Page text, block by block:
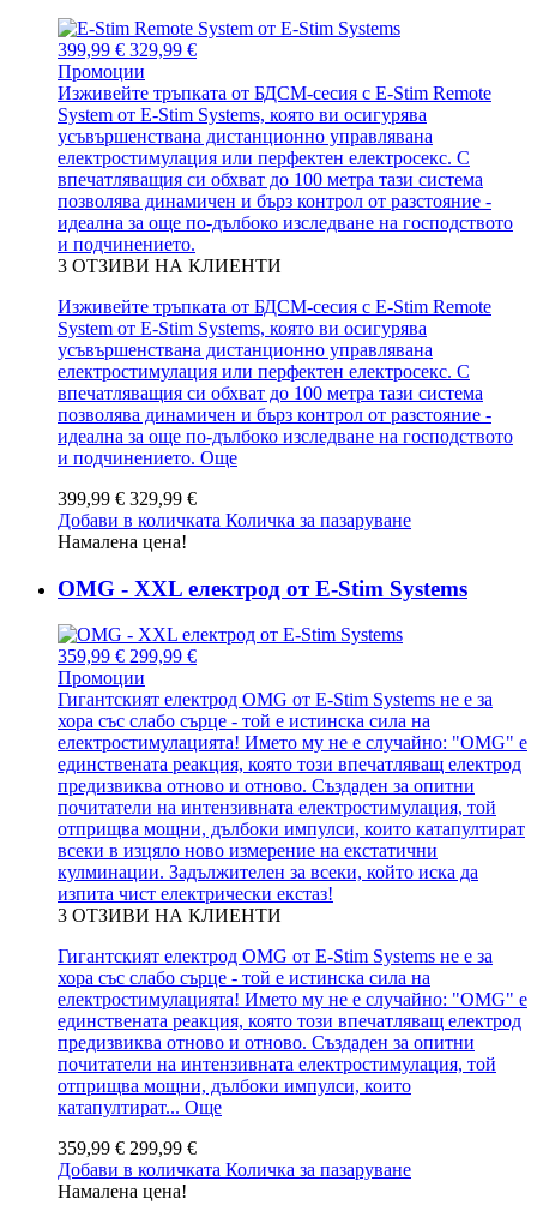
399,99 € 329,99 €
Промоции
Изживейте тръпката от БДСМ-сесия с E-Stim Remote
System от E-Stim Systems, която ви осигурява
усъвършенствана дистанционно управлявана
електростимулация или перфектен електросекс. С
впечатляващия си обхват до 100 метра тази система
позволява динамичен и бърз контрол от разстояние -
идеална за още по-дълбоко изследване на господството
и подчинението.
3 ОТЗИВИ НА КЛИЕНТИ
Изживейте тръпката от БДСМ-сесия с E-Stim Remote
System от E-Stim Systems, която ви осигурява
усъвършенствана дистанционно управлявана
електростимулация или перфектен електросекс. С
впечатляващия си обхват до 100 метра тази система
позволява динамичен и бърз контрол от разстояние -
идеална за още по-дълбоко изследване на господството
и подчинението. Още
399,99 € 329,99 €
Добави в количката Количка за пазаруване
Намалена цена!
OMG - XXL електрод от E-Stim Systems
359,99 € 299,99 €
Промоции
Гигантският електрод OMG от E-Stim Systems не е за
хора със слабо сърце - той е истинска сила на
електростимулацията! Името му не е случайно: "OMG" е
единствената реакция, която този впечатляващ електрод
предизвиква отново и отново. Създаден за опитни
почитатели на интензивната електростимулация, той
отприщва мощни, дълбоки импулси, които катапултират
всеки в изцяло ново измерение на екстатични
кулминации. Задължителен за всеки, който иска да
изпита чист електрически екстаз!
3 ОТЗИВИ НА КЛИЕНТИ
Гигантският електрод OMG от E-Stim Systems не е за
хора със слабо сърце - той е истинска сила на
електростимулацията! Името му не е случайно: "OMG" е
единствената реакция, която този впечатляващ електрод
предизвиква отново и отново. Създаден за опитни
почитатели на интензивната електростимулация, той
отприщва мощни, дълбоки импулси, които
катапултират... Още
359,99 € 299,99 €
Добави в количката Количка за пазаруване
Намалена цена!